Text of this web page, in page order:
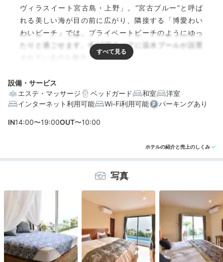
ヴィラスイート宮古島・上野」。“宮古ブルー”と呼ば
れる美しい海が目の前に広がり、隣接する「博愛わい
わいビーチ」では、プライベートビーチのようにゆっ
たりと過ごせます。全12棟すべてに温水プールが設置
されているのも魅力！
編集部おすすめの３つのポイント
「博愛わいわいビーチ」まで徒歩約1分。ウミガメに会え
るかも♪
設備・サービス
エステ・マッサージ
ベッドガード 和室
洋室
インターネット利用可能
Wi-Fi利用可能 パーキングあり
IN14:00〜19:00OUT〜10:00
ホテルの紹介と売上のしくみ
写真